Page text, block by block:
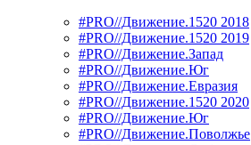
#PRO//Движение.1520 2018
#PRO//Движение.1520 2019
#PRO//Движение.Запад
#PRO//Движение.Юг
#PRO//Движение.Евразия
#PRO//Движение.1520 2020
#PRO//Движение.Юг
#PRO//Движение.Поволжье